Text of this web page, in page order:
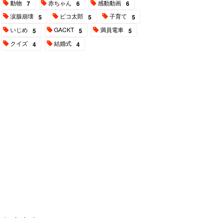
動物 7 赤ちゃん 6 感動動画 6
涙腺崩壊 5 ピコ太郎 5 子育て 5
いじめ 5 GACKT 5 満員電車 5
クイズ 4 結婚式 4